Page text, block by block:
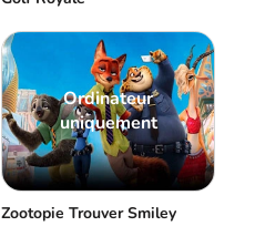
Ordinateur
uniquement
Zootopie Trouver Smiley